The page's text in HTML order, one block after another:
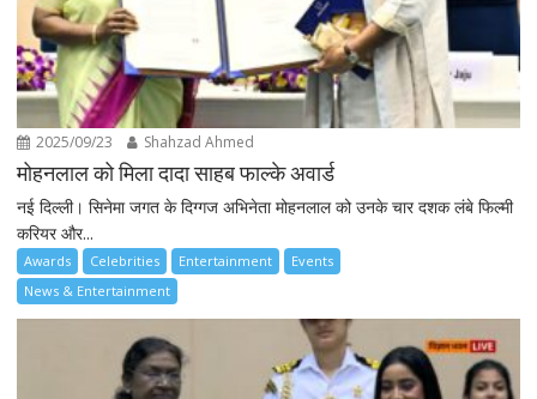
2025/09/23 Shahzad Ahmed
मोहनलाल को मिला दादा साहब फाल्के अवार्ड
नई दिल्ली। सिनेमा जगत के दिग्गज अभिनेता मोहनलाल को उनके चार दशक लंबे फिल्मी
करियर और...
Awards Celebrities Entertainment
Events
News & Entertainment